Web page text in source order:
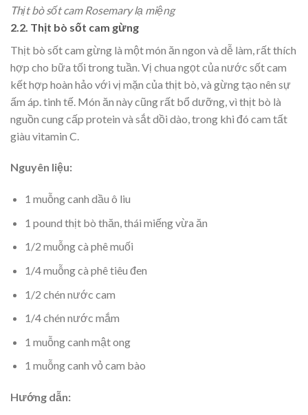
Thịt bò sốt cam Rosemary lạ miệng
2.2. Thịt bò sốt cam gừng
Thịt bò sốt cam gừng là một món ăn ngon và dễ làm, rất thích
hợp cho bữa tối trong tuần. Vị chua ngọt của nước sốt cam
kết hợp hoàn hảo với vị mặn của thịt bò, và gừng tạo nên sự
ấm áp. tinh tế. Món ăn này cũng rất bổ dưỡng, vì thịt bò là
nguồn cung cấp protein và sắt dồi dào, trong khi đó cam tất
giàu vitamin C.
Nguyên liệu:
1 muỗng canh dầu ô liu
1 pound thịt bò thăn, thái miếng vừa ăn
1/2 muỗng cà phê muối
1/4 muỗng cà phê tiêu đen
1/2 chén nước cam
1/4 chén nước mắm
1 muỗng canh mật ong
1 muỗng canh vỏ cam bào
Hướng dẫn: